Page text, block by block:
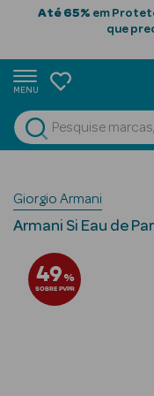
Até 65% em
que
MENU
Ver Tudo
Beauty Season
Cabelo
Beauty Season
Cosmética
Perfumes Mulher
Eau de Parfum
Giorgio Armani
Armani Si Eau de
49%
SOBRE PVPR